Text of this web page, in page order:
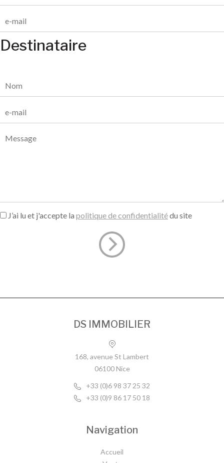
Destinataire
J’ai lu et j'accepte la politique de confidentialitédu site
DS IMMOBILIER
168, avenue St Lambert
06100 Nice
+33 (0)6 98 37 25 32
+33 (0)9 86 17 50 18
Navigation
Accueil